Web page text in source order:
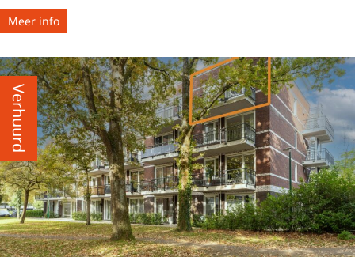
Meer info
Verhuurd